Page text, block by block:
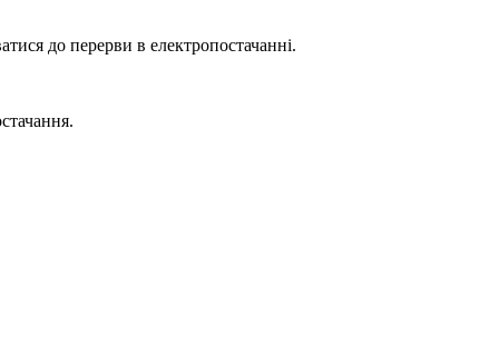
до перерви в електропостачанні.